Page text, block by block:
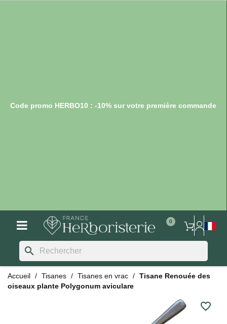
Code promo HERBO10 : -10% sur votre première commande
search
Accueil Tisanes Tisanes en vrac
Tisane Renouée des
oiseaux plante Polygonum aviculare
favorite_border